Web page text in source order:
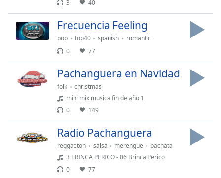
window.
Beginning
3
40
Frecuencia Feeling
pop top40 spanish
romantic
0
77
Pachanguera en Navidad
folk
christmas
mini mix musica fin de año 1
0
149
Radio Pachanguera
reggaeton salsa merengue
bachata
3 BRINCA PERICO - 06 Brinca Perico
0
77